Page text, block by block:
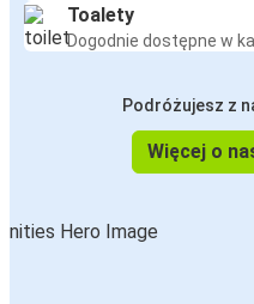
Toalety
Dogodnie dostępne w
Podróżujesz z
Więcej o